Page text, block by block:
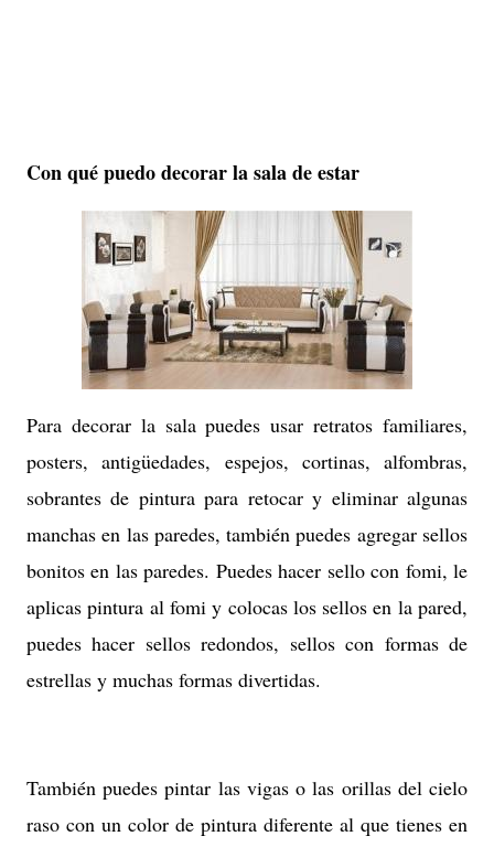
Con qué puedo decorarla sala de estar
Para decorar la sala puedes usar retratos familiares,
posters, antigüedades, espejos, cortinas, alfombras,
sobrantes de pintura para retocar y eliminar algunas
manchas en las paredes, también puedes agregar sellos
bonitos en las paredes. Puedes hacer sello con fomi, le
aplicas pintura al fomi y colocas los sellos en la pared,
puedes hacer sellos redondos, sellos con formas de
estrellas y muchas formas divertidas.
También puedes pintar las vigas o las orillas del cielo
raso con un color de pintura diferente al que tienes en